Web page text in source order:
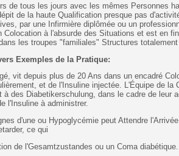
de tous les jours avec les mêmes Personnes
de la haute Qualification presque pas
par une Infirmière diplômée ou un
Colocation à l'absurde des Situations et est en
les troupes "familiales" Structures totalement
Exemples de la Pratique:
vit depuis plus de 20 Ans dans un encadré
et de l'Insuline injectée. L'Équipe de
à des Diabetikerschulung, dans le cadre de
l'Insuline à administrer.
d'une ou Hypoglycémie peut Attendre
ce qui
de l'Gesamtzustandes ou un Coma diabétique.